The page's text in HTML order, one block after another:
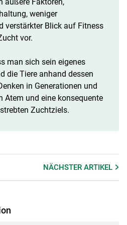
weniger
verstärkter Blick auf Fitness
vor.
man sich sein eigenes
die Tiere anhand dessen
in Generationen und
Atem und eine konsequente
Zuchtziels.
NÄCHSTERARTIKEL